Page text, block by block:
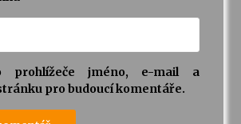
prohlížeče jméno, e-mail a
pro budoucí komentáře.